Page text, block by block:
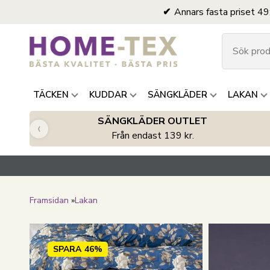
Annars fasta priset
TÄCKEN KUDDAR SÄNGKLÄDER LAKAN
SÄNGKLÄDER OUTLET
Från endast 139 kr.
‹
Framsidan »Lakan
SPARA 46%